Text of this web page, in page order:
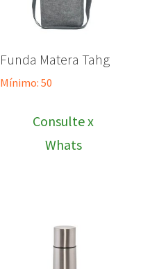
Funda Matera Tahg
Mínimo: 50
Consulte x
Whats